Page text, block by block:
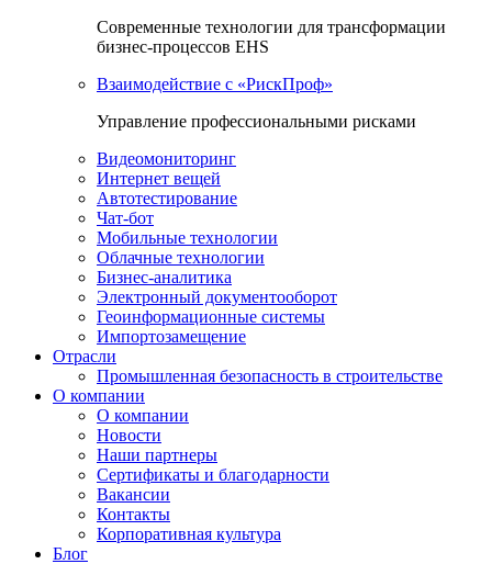
Современные технологии для трансформации
бизнес-процессов EHS
Взаимодействие с «РискПроф»
Управление профессиональными рисками
Видеомониторинг
Интернет вещей
Автотестирование
Чат-бот
Мобильные технологии
Облачные технологии
Бизнес-аналитика
Электронный документооборот
Геоинформационные системы
Импортозамещение
Отрасли
Промышленная безопасность в строительстве
О компании
О компании
Новости
Наши партнеры
Сертификаты и благодарности
Вакансии
Контакты
Корпоративная культура
Блог